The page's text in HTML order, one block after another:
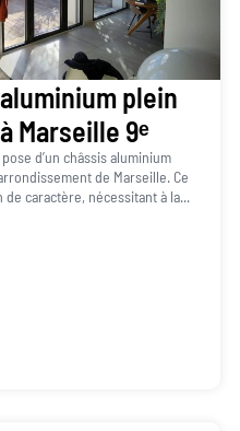
plein
Marseille 9ᵉ
d’un châssis aluminium
de Marseille. Ce
caractère, nécessitant à la...